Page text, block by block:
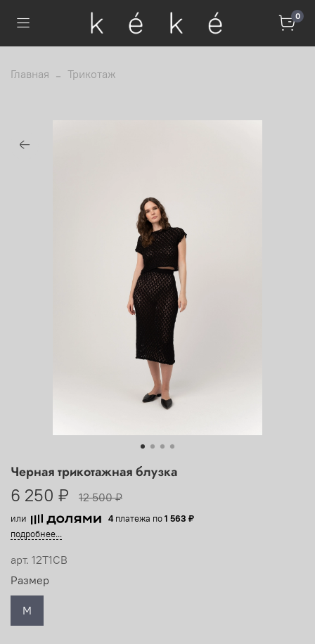
0
Главная Трикотаж
арт. 12T1CB
Черная трикотажная блузка
6 250 ₽ 12 500 ₽
или 4 платежа по1 563 ₽
подробнее...
Размер
M